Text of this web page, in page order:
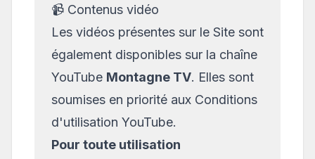
📹 Contenus vidéo
Les vidéos présentes sur le Site sont
également disponibles sur la chaîne
YouTube Montagne TV. Elles sont
soumises en priorité aux Conditions
d'utilisation YouTube.
Pour toute utilisation